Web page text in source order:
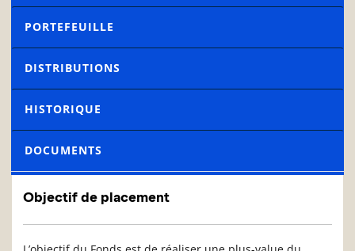
PORTEFEUILLE
DISTRIBUTIONS
HISTORIQUE
DOCUMENTS
Objectif de placement